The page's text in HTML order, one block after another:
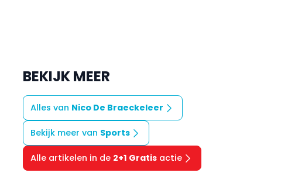
BEKIJK MEER
Alles van Nico De Braeckeleer
Bekijk meer van Sports
Alle artikelen in de 2+1 Gratisactie